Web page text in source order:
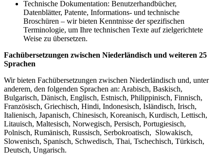
Technische Dokumentation: Benutzerhandbücher,
Datenblätter, Patente, Informations- und technische
Broschüren – wir bieten Kenntnisse der spezifischen
Terminologie, um Ihre technischen Texte auf zielgerichtete
Weise zu übersetzen.
Fachübersetzungen zwischen Niederländisch und weiteren 25
Sprachen
Wir bieten Fachübersetzungen zwischen Niederländisch und, unter
anderem, den folgenden Sprachen an: Arabisch, Baskisch,
Bulgarisch, Dänisch, Englisch, Estnisch, Philippinisch, Finnisch,
Französisch, Griechisch, Hindi, Indonesisch, Isländisch, Irisch,
Italienisch, Japanisch, Chinesisch, Koreanisch, Kurdisch, Lettisch,
Litauisch, Maltesisch, Norwegisch, Persisch, Portugiesisch,
Polnisch, Rumänisch, Russisch, Serbokroatisch, Slowakisch,
Slowenisch, Spanisch, Schwedisch, Thai, Tschechisch, Türkisch,
Deutsch, Ungarisch.